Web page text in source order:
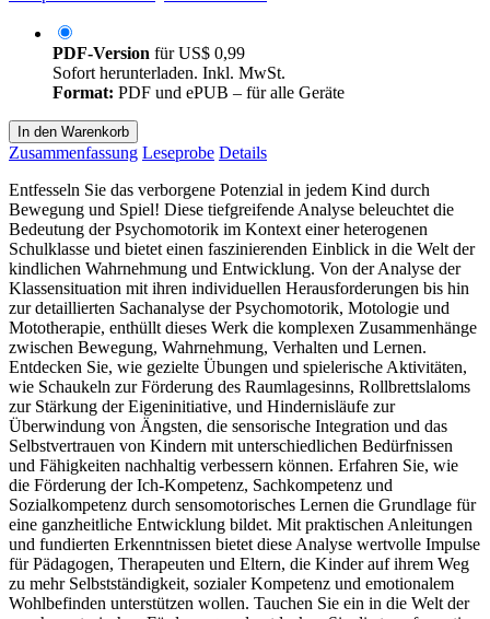
PDF-Version fürUS$ 0,99
Sofort herunterladen. Inkl. MwSt.
Format: PDF und ePUB – für alle Geräte
In den Warenkorb
Zusammenfassung Leseprobe Details
Entfesseln Sie das verborgene Potenzial in jedem Kind durch
Bewegung und Spiel! Diese tiefgreifende Analyse beleuchtet die
Bedeutung der Psychomotorik im Kontext einer heterogenen
Schulklasse und bietet einen faszinierenden Einblick in die Welt der
kindlichen Wahrnehmung und Entwicklung. Von der Analyse der
Klassensituation mit ihren individuellen Herausforderungen bis hin
zur detaillierten Sachanalyse der Psychomotorik, Motologie und
Mototherapie, enthüllt dieses Werk die komplexen Zusammenhänge
zwischen Bewegung, Wahrnehmung, Verhalten und Lernen.
Entdecken Sie, wie gezielte Übungen und spielerische Aktivitäten,
wie Schaukeln zur Förderung des Raumlagesinns, Rollbrettslaloms
zur Stärkung der Eigeninitiative, und Hindernisläufe zur
Überwindung von Ängsten, die sensorische Integration und das
Selbstvertrauen von Kindern mit unterschiedlichen Bedürfnissen
und Fähigkeiten nachhaltig verbessern können. Erfahren Sie, wie
die Förderung der Ich-Kompetenz, Sachkompetenz und
Sozialkompetenz durch sensomotorisches Lernen die Grundlage für
eine ganzheitliche Entwicklung bildet. Mit praktischen Anleitungen
und fundierten Erkenntnissen bietet diese Analyse wertvolle Impulse
für Pädagogen, Therapeuten und Eltern, die Kinder auf ihrem Weg
zu mehr Selbstständigkeit, sozialer Kompetenz und emotionalem
Wohlbefinden unterstützen wollen. Tauchen Sie ein in die Welt der